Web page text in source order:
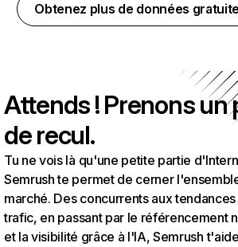
Obtenez plus de données
Attends ! Prenons un
de recul.
Tu ne vois là qu'une petite partie
Semrush te permet de cerner
marché. Des concurrents aux
trafic, en passant par le référencement
et la visibilité grâce à l'IA, Semrush